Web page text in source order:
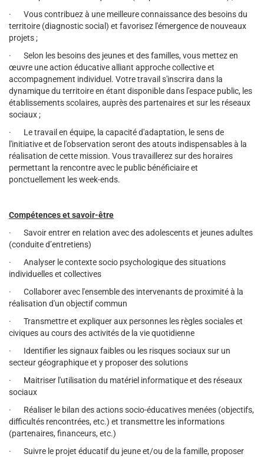
· Vous contribuez à une meilleure connaissance des besoins du
territoire (diagnostic social) et favorisez l'émergence de nouveaux
projets ;
· Selon les besoins des jeunes et des familles, vous mettez en
œuvre une action éducative alliant approche collective et
accompagnement individuel. Votre travail s'inscrira dans la
dynamique du territoire en étant disponible dans l'espace public, les
établissements scolaires, auprès des partenaires et sur les réseaux
sociaux ;
· Le travail en équipe, la capacité d'adaptation, le sens de
l'initiative et de l'observation seront des atouts indispensables à la
réalisation de cette mission. Vous travaillerez sur des horaires
permettant la rencontre avec le public bénéficiaire et
ponctuellement les week-ends.
Compétences et savoir-être
· Savoir entrer en relation avec des adolescents et jeunes adultes
(conduite d’entretiens)
· Analyser le contexte socio psychologique des situations
individuelles et collectives
· Collaborer avec l'ensemble des intervenants de proximité à la
réalisation d'un objectif commun
· Transmettre et expliquer aux personnes les règles sociales et
civiques au cours des activités de la vie quotidienne
· Identifier les signaux faibles ou les risques sociaux sur un
secteur géographique et y proposer des solutions
· Maitriser l'utilisation du matériel informatique et des réseaux
sociaux
· Réaliser le bilan des actions socio-éducatives menées (objectifs,
difficultés rencontrées, etc.) et transmettre les informations
(partenaires, financeurs, etc.)
· Suivre le projet éducatif du jeune et/ou de la famille, proposer